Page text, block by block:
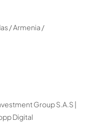
/ Armenia /
Group S.A.S |
Digital